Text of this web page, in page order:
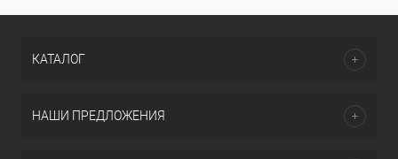
КАТАЛОГ
НАШИ ПРЕДЛОЖЕНИЯ